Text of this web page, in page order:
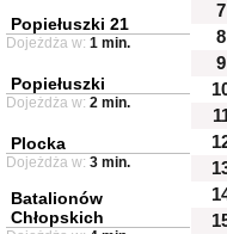
7
8
9
Popiełuszki 21
Dojeżdża w: 1 min.
Popiełuszki
Dojeżdża w: 2 min.
Plocka
Dojeżdża w: 3 min.
Batalionów
Chłopskich